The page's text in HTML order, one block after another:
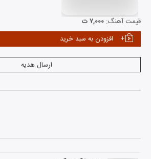
قیمت آهنگ: ۷,۰۰۰ ت
افزودن به سبد خرید
ارسال هدیه